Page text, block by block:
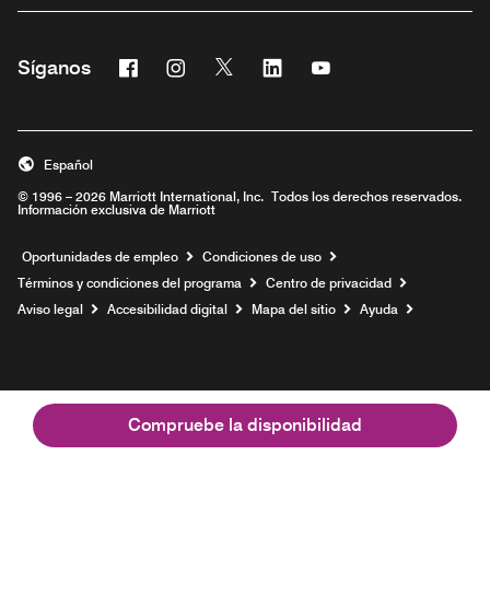
Compruebe la disponibilidad
Síganos Facebook
Abre una ventana nueva
Instagram
Abre una ventana nueva
Twitter
Abre una ventana nueva
Linkedin
Abre una ventana nueva
Abre una ventana
© 1996 – 2026 Marriott International, Inc. Todos los derechos reservados.
Información exclusiva de Marriott
Español
Oportunidades de empleo Abre una ventana nueva
Condiciones de uso
Términos y condiciones del programa
Centro de privacidad
Aviso legal
Accesibilidad digital Mapa del sitio Ayuda